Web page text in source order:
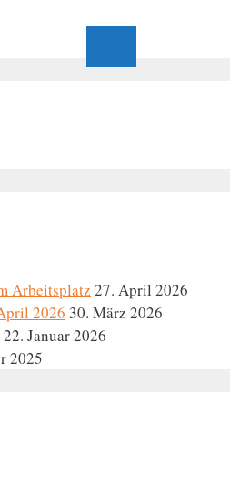
Arbeitsplatz 27. April 2026
2026 30. März 2026
22. Januar 2026
2025